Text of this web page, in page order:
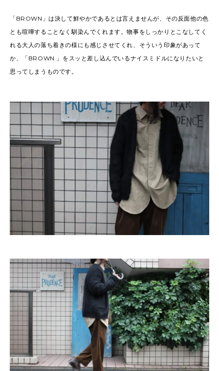
「BROWN」は決して鮮やかであるとは言えませんが、その反面他の色
とも喧嘩することなく馴染んでくれます。物事をしっかりとこなしてく
れる大人の落ち着きの様にも感じさせてくれ、そういう印象があって
か、「BROWN 」をスッと差し込んでいるナイスミドルになりたいと
思ってしまうものです。